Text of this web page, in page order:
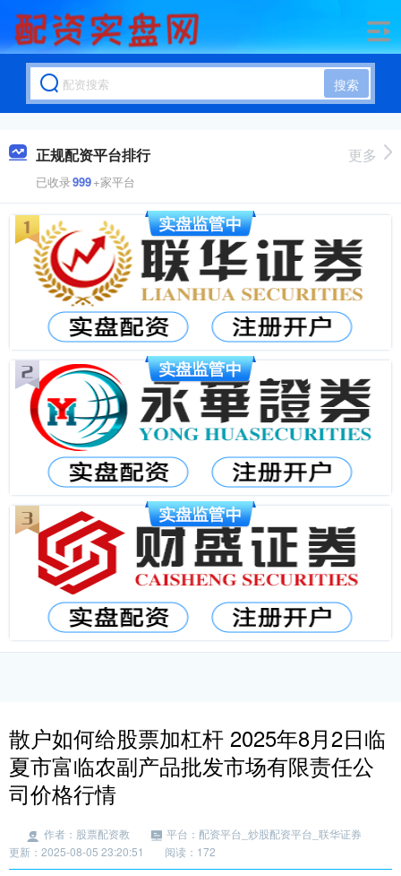
搜索
正规配资平台排行
已收录999+家平台
更多
散户如何给股票加杠杆 2025年8月2日临
夏市富临农副产品批发市场有限责任公
司价格行情
作者：股票配资教
平台：配资平台_炒股配资平台_联华证券
更新：2025-08-05 23:20:51
阅读：172